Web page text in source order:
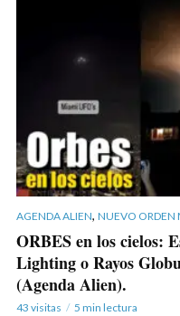
AGENDA ALIEN, NUEVO ORDEN
ORBES en los cielos:
Lighting o Rayos
(Agenda Alien).
43 visitas 5 min lectura